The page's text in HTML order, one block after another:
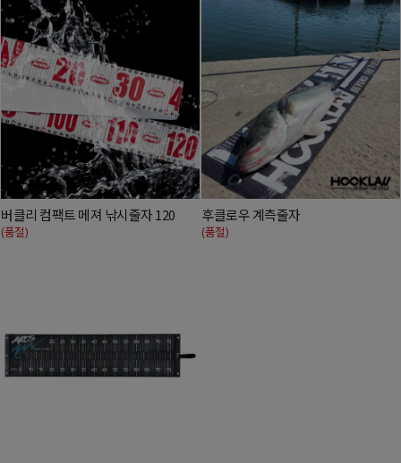
버클리 컴팩트 메져 낚시줄자 120
(품절)
후클로우 계측줄자
(품절)